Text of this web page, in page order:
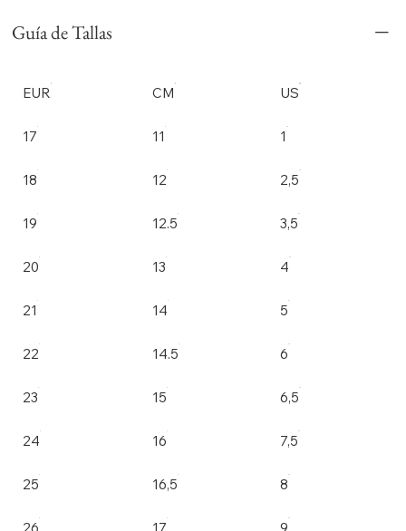
Guía de Tallas
EUR CM US
17 11 1
18 12 2,5
19 12.5 3,5
20 13 4
21 14 5
22 14.5 6
23 15 6,5
24 16 7,5
25 16,5 8